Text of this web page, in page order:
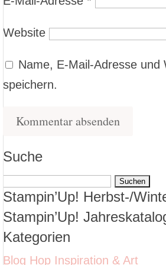
Website
Name, E-Mail-Adresse
speichern.
Suche
Suchen
nach:
Stampin’Up! Herbst-/
Stampin’Up!
Kategorien
Blog Hop Inspiration & Art